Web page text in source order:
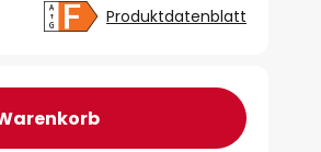
Produktdatenblatt